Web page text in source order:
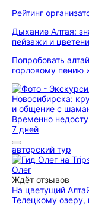
Рейтинг
Дыхание Алтая:
пейзажи и
Попробовать
горловому пению
Временно
7 дней
авторский тур
Олег
Ждёт отзывов
На цветущий
Телецкому